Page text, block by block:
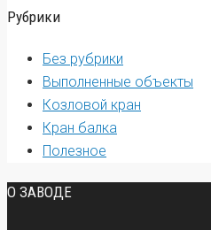
Рубрики
Без рубрики
Выполненные объекты
Козловой кран
Кран балка
Полезное
О ЗАВОДЕ